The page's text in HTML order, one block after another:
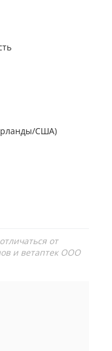
США)
от
и ветаптек ООО